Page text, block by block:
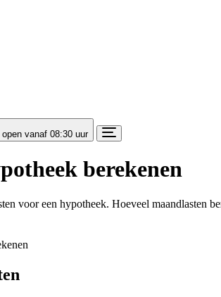
open vanaf 08:30 uur
berekenen
voor een hypotheek. Hoeveel maandlasten